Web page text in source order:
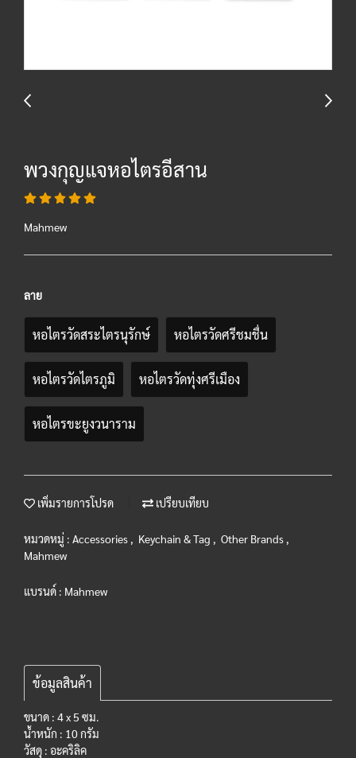
พวงกุญแจหอไตรอีสาน
Mahmew
ลาย
หอไตรวัดสระไตรนุรักษ์ หอไตรวัดศรีชมชื่น
หอไตรวัดไตรภูมิ หอไตรวัดทุ่งศรีเมือง
หอไตรขะยูงวนาราม
เพิ่มรายการโปรด เปรียบเทียบ
หมวดหมู่ : Accessories , Keychain & Tag , Other Brands ,
Mahmew
แบรนด์ : Mahmew
ข้อมูลสินค้า
ขนาด : 4 x 5 ซม.
น้ำหนัก : 10 กรัม
วัสดุ : อะคริลิค